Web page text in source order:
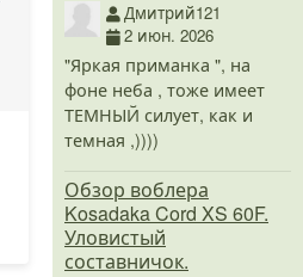
Дмитрий121
2 июн. 2026
"Яркая приманка ", на
фоне неба , тоже имеет
ТЕМНЫЙ силует, как и
темная ,))))
Обзор воблера
Kosadaka Cord XS 60F.
Уловистый
составничок.